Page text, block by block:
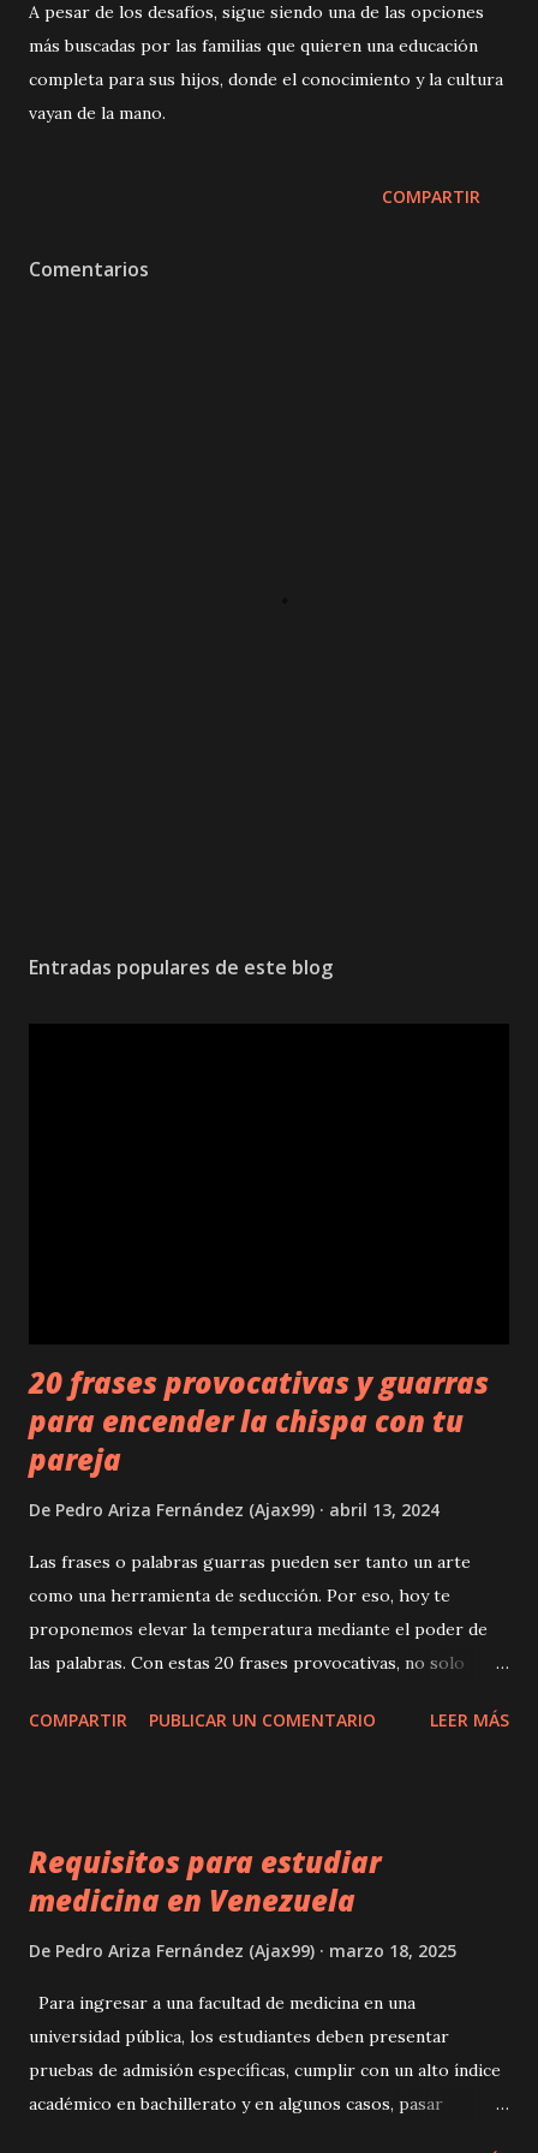
A pesar de los desafíos, sigue siendo una de las opciones
más buscadas por las familias que quieren una educación
completa para sus hijos, donde el conocimiento y la cultura
vayan de la mano.
COMPARTIR
Comentarios
Entradas populares de este blog
20 frases provocativas y guarras
para encender la chispa con tu
pareja
De Pedro Ariza Fernández (Ajax99) abril 13, 2024
Las frases o palabras guarras pueden ser tanto un arte
como una herramienta de seducción. Por eso, hoy te
proponemos elevar la temperatura mediante el poder de
las palabras. Con estas 20 frases provocativas, no solo
rincones más profundos de la conexión emocional y física
confort y explorar nuevas formas de comunicación. Una
técnica que ha demostrado ser efectiva es el uso de frases
poder de las frases obscenas, la psicología detrás de su
uso, cómo incorporarlas en tu repertorio de coqueteo y
algunas frases calientes que puedes utilizar para excitar a
una chica. Cuando se trata de mejorar tus habilidades de
ligue, es importante reconocer el poder que pueden tener
COMPARTIR PUBLICAR UN COMENTARIO LEER MÁS
Requisitos para estudiar
medicina en Venezuela
De Pedro Ariza Fernández (Ajax99) marzo 18, 2025
Para ingresar a una facultad de medicina en una
universidad pública, los estudiantes deben presentar
pruebas de admisión específicas, cumplir con un alto índice
académico en bachillerato y en algunos casos, pasar